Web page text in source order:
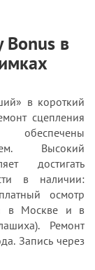
Bonus в
в короткий
сцепления
Высокий
достигать
в наличии:
осмотр
в Москве и в
Ремонт
Запись через